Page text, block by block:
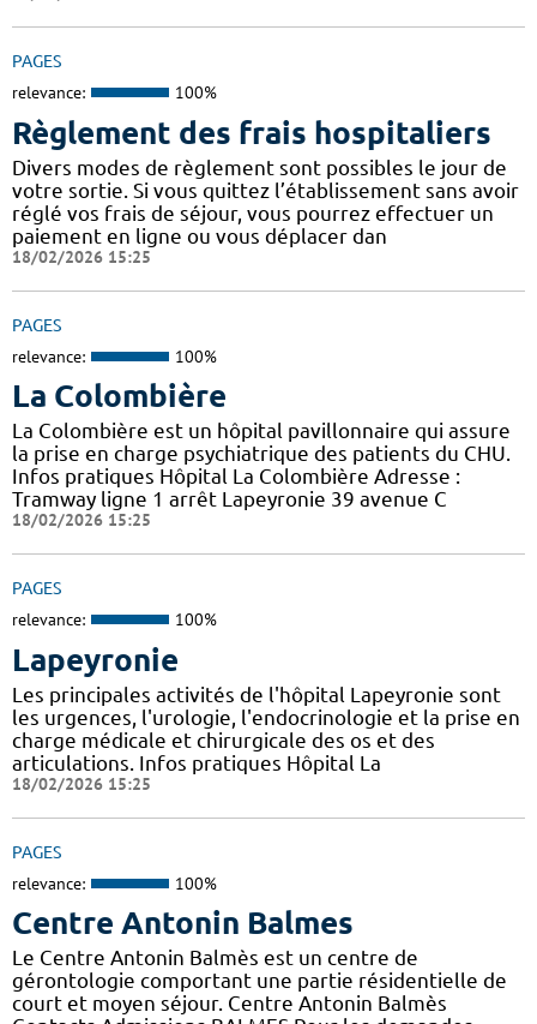
PAGES
relevance: 100%
Règlement des frais hospitaliers
Divers modes de règlement sont possibles le jour de
votre sortie. Si vous quittez l’établissement sans avoir
réglé vos frais de séjour, vous pourrez effectuer un
paiement en ligne ou vous déplacer dan
18/02/2026 15:25
PAGES
relevance: 100%
La Colombière
La Colombière est un hôpital pavillonnaire qui assure
la prise en charge psychiatrique des patients du CHU.
Infos pratiques Hôpital La Colombière Adresse :
Tramway ligne 1 arrêt Lapeyronie 39 avenue C
18/02/2026 15:25
PAGES
relevance: 100%
Lapeyronie
Les principales activités de l'hôpital Lapeyronie sont
les urgences, l'urologie, l'endocrinologie et la prise en
charge médicale et chirurgicale des os et des
articulations. Infos pratiques Hôpital La
18/02/2026 15:25
PAGES
relevance: 100%
Centre Antonin Balmes
Le Centre Antonin Balmès est un centre de
gérontologie comportant une partie résidentielle de
court et moyen séjour. Centre Antonin Balmès